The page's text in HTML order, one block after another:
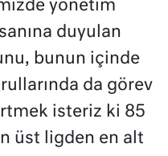
yönetim
duyulan
bunun içinde
da görev
isteriz ki 85
üst ligden en alt